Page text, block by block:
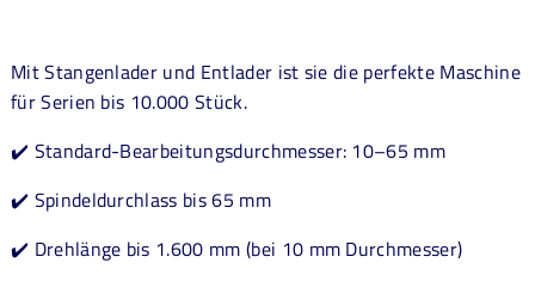
Mit Stangenlader und Entlader ist sie die perfekte Maschine
für Serien bis 10.000 Stück.
✔️ Standard-Bearbeitungsdurchmesser: 10–65 mm
✔️ Spindeldurchlass bis 65 mm
✔️ Drehlänge bis 1.600 mm (bei 10 mm Durchmesser)